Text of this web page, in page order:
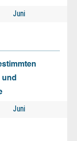
Juni
und
Juni